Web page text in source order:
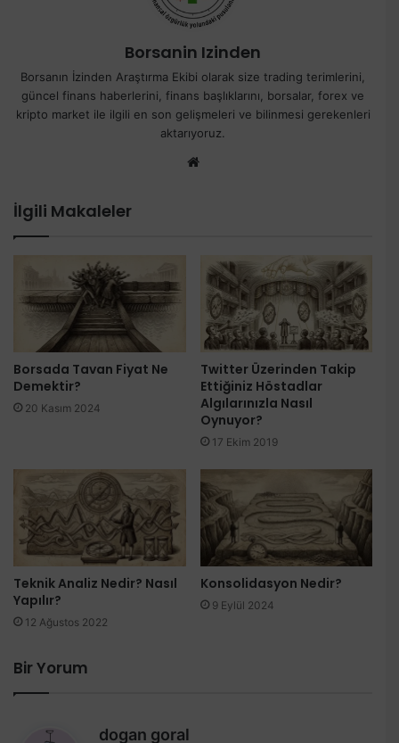
Borsanin Izinden
Borsanın İzinden Araştırma Ekibi olarak size trading terimlerini,
güncel finans haberlerini, finans başlıklarını, borsalar, forex ve
kripto market ile ilgili en son gelişmeleri ve bilinmesi gerekenleri
aktarıyoruz.
İlgili Makaleler
Borsada Tavan Fiyat Ne
Demektir?
20 Kasım 2024
Twitter Üzerinden Takip
Ettiğiniz Höstadlar
Algılarınızla Nasıl
Oynuyor?
17 Ekim 2019
Teknik Analiz Nedir? Nasıl
Yapılır?
12 Ağustos 2022
Konsolidasyon Nedir?
9 Eylül 2024
Bir Yorum
dogan goral